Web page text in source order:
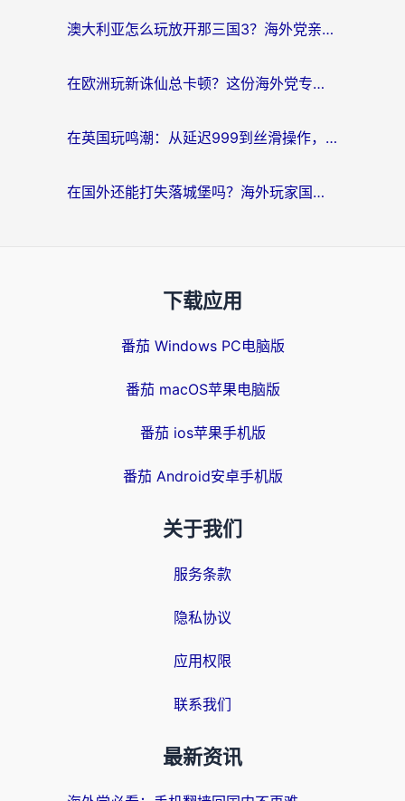
澳大利亚怎么玩放开那三国3？海外党亲测有效的国服游戏加速指南
在欧洲玩新诛仙总卡顿？这份海外党专属加速器指南帮你解决延迟难题
在英国玩鸣潮：从延迟999到丝滑操作，我是怎么做到的？
在国外还能打失落城堡吗？海外玩家国服游戏加速终极指南（附北美玩online加速器下载技巧）
下载应用
番茄 Windows PC电脑版
番茄 macOS苹果电脑版
番茄 ios苹果手机版
番茄 Android安卓手机版
关于我们
服务条款
隐私协议
应用权限
联系我们
最新资讯